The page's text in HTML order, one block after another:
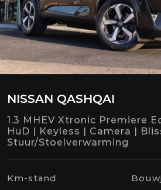
NISSAN QASHQAI
1.3 MHEV Xtronic Premiere
HuD | Keyless | Camera |
Stuur/Stoelverwarming
Km-stand